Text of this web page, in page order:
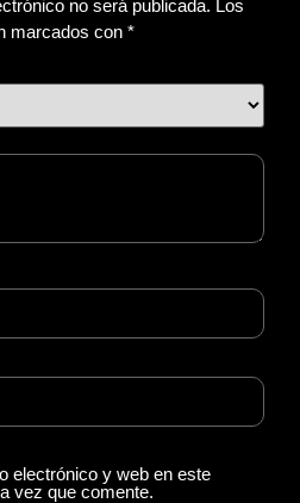
no será publicada. Los
marcados con *
electrónico y web en este
vez que comente.